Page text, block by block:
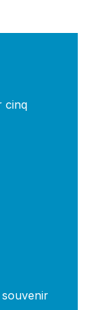
cinq
souvenir